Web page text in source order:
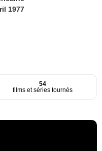
1977
54
films et séries tournés